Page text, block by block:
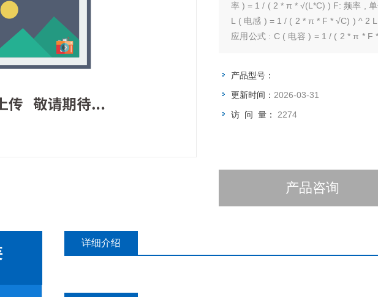
率 ) = 1 / ( 2 * π * √(L*C) ) F: 频率 , 单位为Hz; C: 电
L ( 电感 ) = 1 / ( 2 * π * F * √C) ) ^ 2 L: 电感 , 单位为H; C: 电容 , 单位为μF; F: 频率 , 单位为Hz;
应用公式 : C ( 电容 ) = 1 / ( 2 * π * F *√L ) ^ 2 C: 电
产品型号：
更新时间： 2026-03-31
访 问 量： 2274
产品咨询
详细介绍